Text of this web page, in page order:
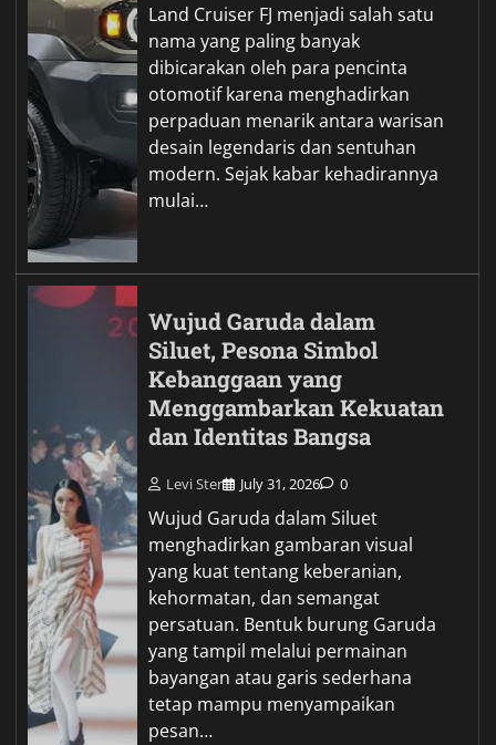
Land Cruiser FJ menjadi salah satu
nama yang paling banyak
dibicarakan oleh para pencinta
otomotif karena menghadirkan
perpaduan menarik antara warisan
desain legendaris dan sentuhan
modern. Sejak kabar kehadirannya
mulai…
Wujud Garuda dalam
Siluet, Pesona Simbol
Kebanggaan yang
Menggambarkan Kekuatan
dan Identitas Bangsa
Levi Ster July 31, 2026 0
Wujud Garuda dalam Siluet
menghadirkan gambaran visual
yang kuat tentang keberanian,
kehormatan, dan semangat
persatuan. Bentuk burung Garuda
yang tampil melalui permainan
bayangan atau garis sederhana
tetap mampu menyampaikan
pesan…